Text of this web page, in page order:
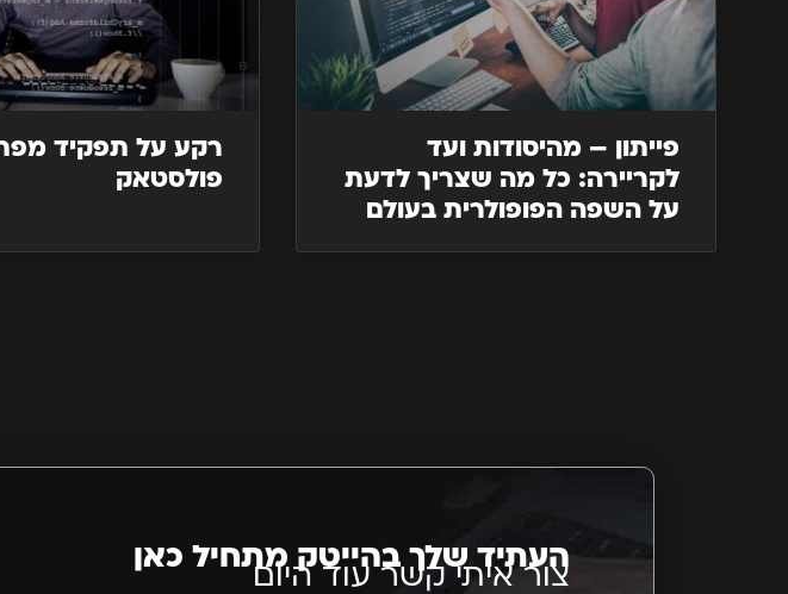
פייתון – מהיסודות ועד
לקריירה: כל מה שצריך לדעת
על השפה הפופולרית בעולם
רקע על תפקיד
פולסטאק
העתיד שלך בהייטק מתחיל כאן
צור איתי קשר עוד היום